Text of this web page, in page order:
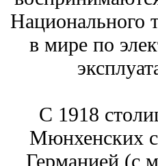
Национального
в мире по
С 1918
Мюнхенских
Германией (с